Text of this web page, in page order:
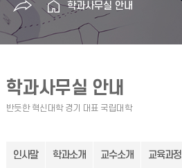
학과사무실 안내
학과사무실 안내
인사말 학과소개 교수소개 교육과정